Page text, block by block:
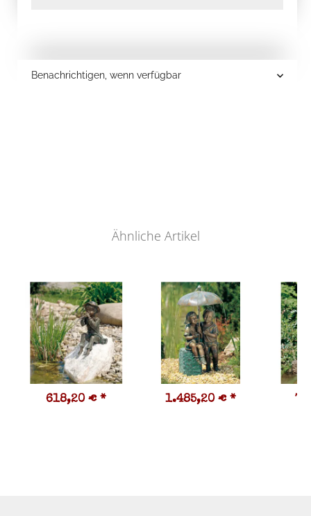
Benachrichtigen, wenn verfügbar
Ähnliche Artikel
618,20 € * 1.485,20 € *